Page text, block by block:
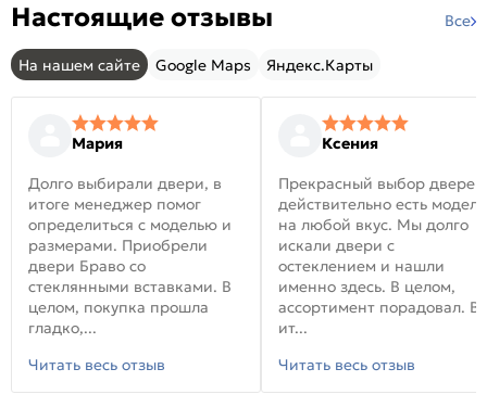
Настоящие отзывы Все
На нашем сайте Google Maps Яндекс.Карты
Мария
Долго выбирали двери, в
итоге менеджер помог
определиться с моделью и
размерами. Приобрели
двери Браво со
стеклянными вставками. В
целом, покупка прошла
гладко,...
Читать весь отзыв
Ксения
Прекрасный выбор
действительно есть модели
на любой вкус. Мы долго
искали двери с
остеклением и нашли
именно здесь. В целом,
ассортимент порадовал. В
ит...
Читать весь отзыв